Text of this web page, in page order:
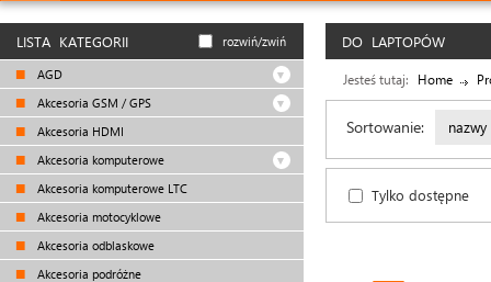
LISTA KATEGORII rozwiń/zwiń
AGD
Akcesoria GSM / GPS
Akcesoria HDMI
Akcesoria komputerowe
Akcesoria komputerowe LTC
Akcesoria motocyklowe
Akcesoria odblaskowe
Akcesoria podróżne
DO LAPTOPÓW
Jesteś tutaj: Home
Sortowanie: nazwy
Tylko dostępne